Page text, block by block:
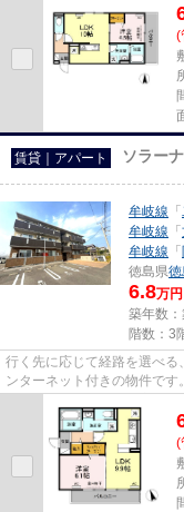
(
賃貸｜アパート ソラー
牟岐線 「
牟岐線 「
牟岐線 「
徳島県
6.8万円
築年数：
階数：3
行く先に応じて経路を選べ
ンターネット付きの物件で
(